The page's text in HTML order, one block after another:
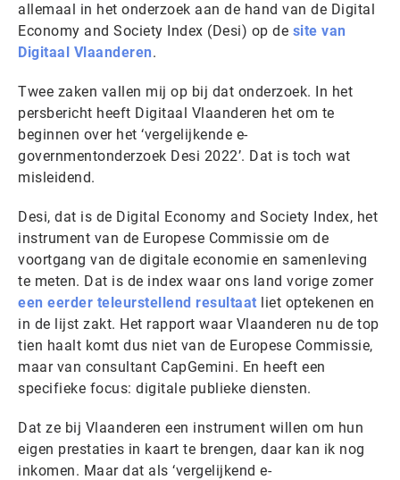
allemaal in het onderzoek aan de hand van de Digital
Economy and Society Index (Desi) op de site van
Digitaal Vlaanderen.
Twee zaken vallen mij op bij dat onderzoek. In het
persbericht heeft Digitaal Vlaanderen het om te
beginnen over het ‘vergelijkende e-
governmentonderzoek Desi 2022’. Dat is toch wat
misleidend.
Desi, dat is de Digital Economy and Society Index, het
instrument van de Europese Commissie om de
voortgang van de digitale economie en samenleving
te meten. Dat is de index waar ons land vorige zomer
een eerder teleurstellend resultaat liet optekenen en
in de lijst zakt. Het rapport waar Vlaanderen nu de top
tien haalt komt dus niet van de Europese Commissie,
maar van consultant CapGemini. En heeft een
specifieke focus: digitale publieke diensten.
Dat ze bij Vlaanderen een instrument willen om hun
eigen prestaties in kaart te brengen, daar kan ik nog
inkomen. Maar dat als ‘vergelijkend e-